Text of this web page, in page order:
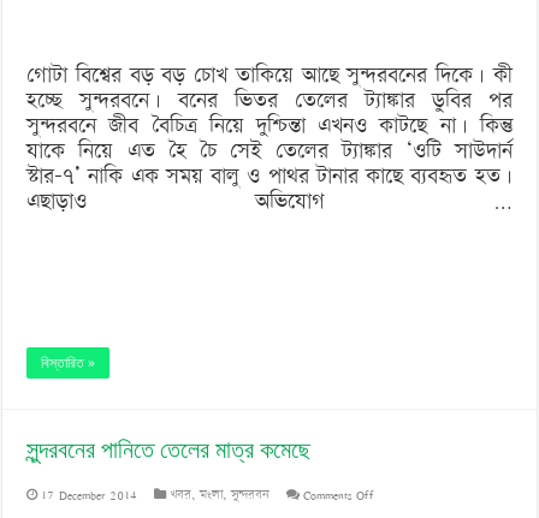
না
!
গোটা বিশ্বের বড় বড় চোখ তাকিয়ে আছে সুন্দরবনের দিকে। কী
হচ্ছে সুন্দরবনে। বনের ভিতর তেলের ট্যাঙ্কার ডুবির পর
সুন্দরবনে জীব বৈচিত্র নিয়ে দুশ্চিন্তা এখনও কাটছে না। কিন্তু
যাকে নিয়ে এত হৈ চৈ সেই তেলের ট্যাঙ্কার ‘ওটি সাউদার্ন
স্টার-৭’ নাকি এক সময় বালু ও পাথর টানার কাছে ব্যবহৃত হত।
এছাড়াও অভিযোগ …
বিস্তারিত »
সুন্দরবনের পানিতে তেলের মাত্র কমেছে
17 December 2014 খবর,মংলা,সুন্দরবন Comments Offon